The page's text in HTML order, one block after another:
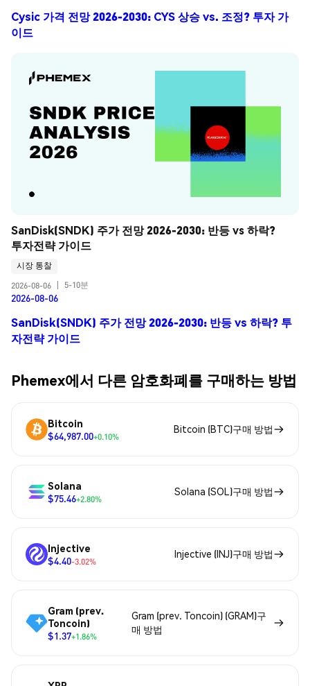
Cysic 가격 전망 2026-2030: CYS 상승 vs. 조정? 투자 가
이드
SanDisk(SNDK) 주가 전망 2026-2030: 반등 vs 하락?
투자전략 가이드
시장 통찰
2026-08-06
5-10분
2026-08-06
SanDisk(SNDK) 주가 전망 2026-2030: 반등 vs 하락? 투
자전략 가이드
Phemex에서 다른 암호화폐를 구매하는 방법
Bitcoin
$64,987.00+0.10%
Bitcoin (BTC)구매 방법
Solana
$75.46+2.80%
Solana (SOL)구매 방법
Injective
$4.40-3.02%
Injective (INJ)구매 방법
Gram (prev.
Toncoin)
$1.37+1.86%
Gram (prev. Toncoin) (GRAM)구
매 방법